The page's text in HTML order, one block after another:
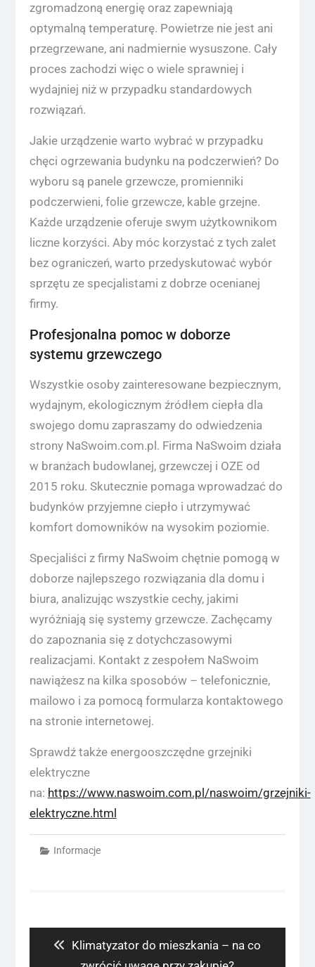
zgromadzoną energię oraz zapewniają
optymalną temperaturę. Powietrze nie jest ani
przegrzewane, ani nadmiernie wysuszone. Cały
proces zachodzi więc o wiele sprawniej i
wydajniej niż w przypadku standardowych
rozwiązań.
Jakie urządzenie warto wybrać w przypadku
chęci ogrzewania budynku na podczerwień? Do
wyboru są panele grzewcze, promienniki
podczerwieni, folie grzewcze, kable grzejne.
Każde urządzenie oferuje swym użytkownikom
liczne korzyści. Aby móc korzystać z tych zalet
bez ograniczeń, warto przedyskutować wybór
sprzętu ze specjalistami z dobrze ocenianej
firmy.
Profesjonalna pomoc w doborze
systemu grzewczego
Wszystkie osoby zainteresowane bezpiecznym,
wydajnym, ekologicznym źródłem ciepła dla
swojego domu zapraszamy do odwiedzenia
strony NaSwoim.com.pl. Firma NaSwoim działa
w branżach budowlanej, grzewczej i OZE od
2015 roku. Skutecznie pomaga wprowadzać do
budynków przyjemne ciepło i utrzymywać
komfort domowników na wysokim poziomie.
Specjaliści z firmy NaSwoim chętnie pomogą w
doborze najlepszego rozwiązania dla domu i
biura, analizując wszystkie cechy, jakimi
wyróżniają się systemy grzewcze. Zachęcamy
do zapoznania się z dotychczasowymi
realizacjami. Kontakt z zespołem NaSwoim
nawiążesz na kilka sposobów – telefonicznie,
mailowo i za pomocą formularza kontaktowego
na stronie internetowej.
Sprawdź także energooszczędne grzejniki
elektryczne
na: https://www.naswoim.com.pl/naswoim/grzejniki-
elektryczne.html
Informacje
Previous
Klimatyzator do mieszkania – na co